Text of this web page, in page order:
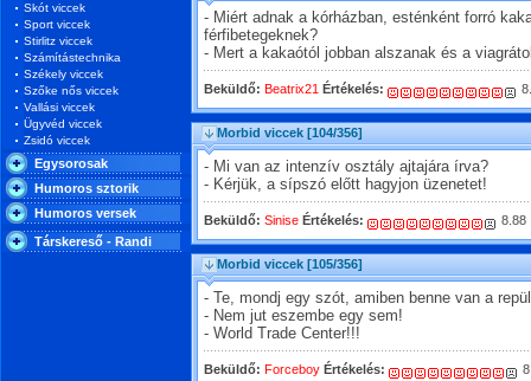
Skót viccek
Sport viccek
Stirlitz viccek
Számítástechnika
Székely viccek
Szőke nős viccek
Vallási viccek
Ügyvéd viccek
Zsidó viccek
Egysorosak
Humoros sztorik
Humoros versek
Társkereső - Randi
- Miért adnak a kórházban, esténként forró
férfibetegeknek?
- Mert a kakaótól jobban alszanak és a
Beküldő: Beatrix21 Értékelés:
Morbid viccek [104/356]
- Mi van az intenzív osztály ajtajára írva?
- Kérjük, a sípszó előtt hagyjon üzenetet!
Beküldő: Sinise Értékelés: 8.88
Morbid viccek [105/356]
- Te, mondj egy szót, amiben benne van a
- Nem jut eszembe egy sem!
- World Trade Center!!!
Beküldő: Forceboy Értékelés: